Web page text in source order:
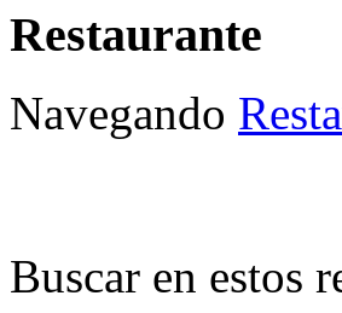
Restaurante
Navegando
Buscar en estos